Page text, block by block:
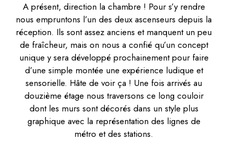
A présent, direction la chambre ! Pour s’y rendre
nous empruntons l’un des deux ascenseurs depuis la
réception. Ils sont assez anciens et manquent un peu
de fraîcheur, mais on nous a confié qu’un concept
unique y sera développé prochainement pour faire
d’une simple montée une expérience ludique et
sensorielle. Hâte de voir ça ! Une fois arrivés au
douzième étage nous traversons ce long couloir
dont les murs sont décorés dans un style plus
graphique avec la représentation des lignes de
métro et des stations.